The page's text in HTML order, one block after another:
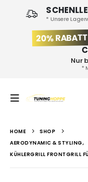
* Unsere
20% RABATT
Nur
*
HOME
SHOP
AERODYNAMIC & STYLING,
KÜHLERGRILL FRONTGRILL